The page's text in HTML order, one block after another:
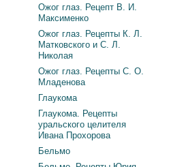
Ожог глаз. Рецепт В. И.
Максименко
Ожог глаз. Рецепты К. Л.
Матковского и С. Л.
Николая
Ожог глаз. Рецепты С. О.
Младенова
Глаукома
Глаукома. Рецепты
уральского целителя
Ивана Прохорова
Бельмо